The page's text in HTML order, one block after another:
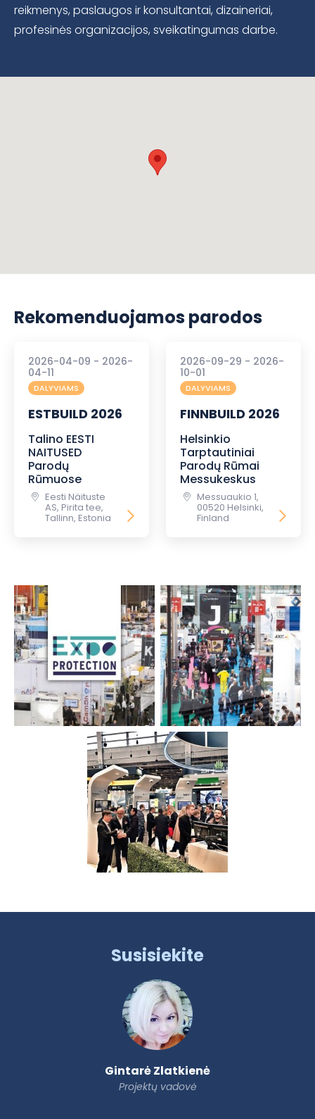
reikmenys, paslaugos ir konsultantai, dizaineriai,
profesinės organizacijos, sveikatingumas darbe.
Rekomenduojamos parodos
2026-04-09 - 2026-
04-11
DALYVIAMS
ESTBUILD 2026
Talino EESTI
NAITUSED
Parodų
Rūmuose
Eesti Näituste
AS, Pirita tee,
Tallinn, Estonia
2026-09-29 - 2026-
10-01
DALYVIAMS
FINNBUILD 2026
Helsinkio
Tarptautiniai
Parodų Rūmai
Messukeskus
Messuaukio 1,
00520 Helsinki,
Finland
Susisiekite
Gintarė Zlatkienė
Projektų vadovė